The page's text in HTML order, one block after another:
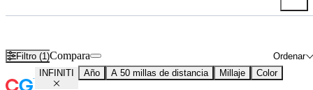
Filtro (1) Ordenar
Compara
INFINITI Año A 50 millas de distancia Millaje Color